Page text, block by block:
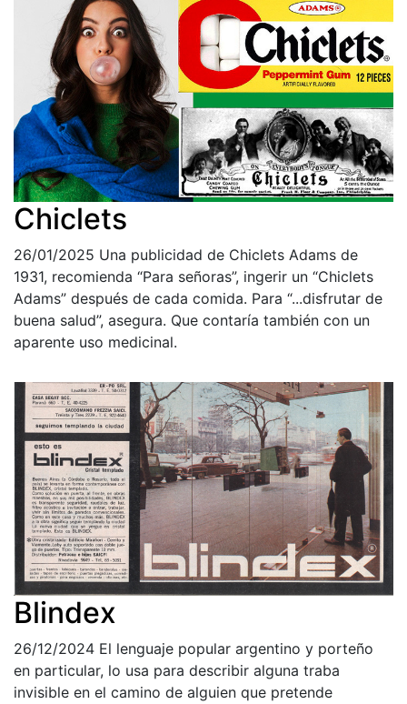
Chiclets
26/01/2025 Una publicidad de Chiclets Adams de
1931, recomienda “Para señoras”, ingerir un “Chiclets
Adams” después de cada comida. Para “...disfrutar de
buena salud”, asegura. Que contaría también con un
aparente uso medicinal.
Blindex
26/12/2024 El lenguaje popular argentino y porteño
en particular, lo usa para describir alguna traba
invisible en el camino de alguien que pretende